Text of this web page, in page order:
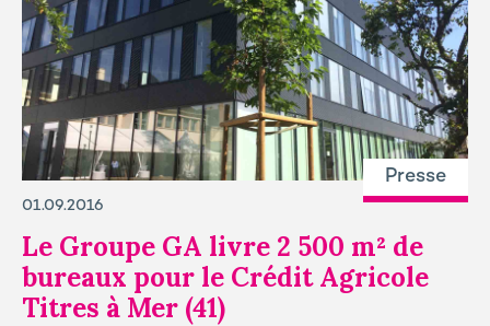
Presse
01.09.2016
Le Groupe GA livre 2 500 m² de
bureaux pour le Crédit Agricole
Titres à Mer (41)